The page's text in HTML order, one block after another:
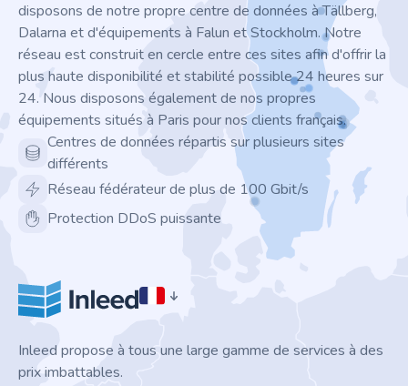
disposons de notre propre centre de données à Tällberg,
Dalarna et d'équipements à Falun et Stockholm. Notre
réseau est construit en cercle entre ces sites afin d'offrir la
plus haute disponibilité et stabilité possible 24 heures sur
24. Nous disposons également de nos propres
équipements situés à Paris pour nos clients français.
Centres de données répartis sur plusieurs sites
différents
Réseau fédérateur de plus de 100 Gbit/s
Protection DDoS puissante
Inleed propose à tous une large gamme de services à des
prix imbattables.